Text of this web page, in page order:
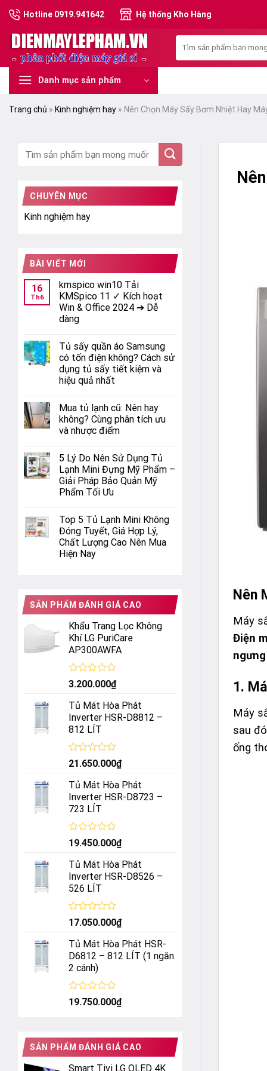
Skip
content
Hotline 0919.941642 Hệ thống Kho Hàng
kiếm:
Danh mục sản phẩm
Trang chủ » Kinh nghiệm hay » Nên Chọn Máy Sấy Bơm Nhiệt Hay
CHUYÊN MỤC
Kinh nghiệm hay
BÀI VIẾT MỚI
16
Th6
kmspico win10 Tải
KMSpico 11 ✓ Kích hoạt
Win & Office 2024 ➔ Dễ
dàng
Tủ sấy quần áo Samsung
có tốn điện không? Cách sử
dụng tủ sấy tiết kiệm và
hiệu quả nhất
Mua tủ lạnh cũ: Nên hay
không? Cùng phân tích ưu
và nhược điểm
5 Lý Do Nên Sử Dụng Tủ
Lạnh Mini Đựng Mỹ Phẩm –
Giải Pháp Bảo Quản Mỹ
Phẩm Tối Ưu
Top 5 Tủ Lạnh Mini Không
Đóng Tuyết, Giá Hợp Lý,
Chất Lượng Cao Nên Mua
Hiện Nay
SẢN PHẨM ĐÁNH GIÁ CAO
Khẩu Trang Lọc Không
Khí LG PuriCare
AP300AWFA
Được
hạng
0
5
sao
3.200.000₫
Tủ Mát Hòa Phát
Inverter HSR-D8812 –
812 LÍT
Được
hạng
0
5
sao
21.650.000₫
Tủ Mát Hòa Phát
Inverter HSR-D8723 –
723 LÍT
Được
hạng
0
5
sao
19.450.000₫
Tủ Mát Hòa Phát
Inverter HSR-D8526 –
526 LÍT
Được
hạng
0
5
sao
17.050.000₫
Tủ Mát Hòa Phát HSR-
D6812 – 812 LÍT (1 ngăn
2 cánh)
Được
5
sao
19.750.000₫
SẢN PHẨM ĐÁNH GIÁ CAO
Smart Tivi LG OLED 4K
Nên
Máy
Điện
1.
Máy
sau
ống